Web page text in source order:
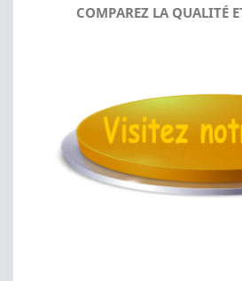
COMPAREZ LA QUALITÉ